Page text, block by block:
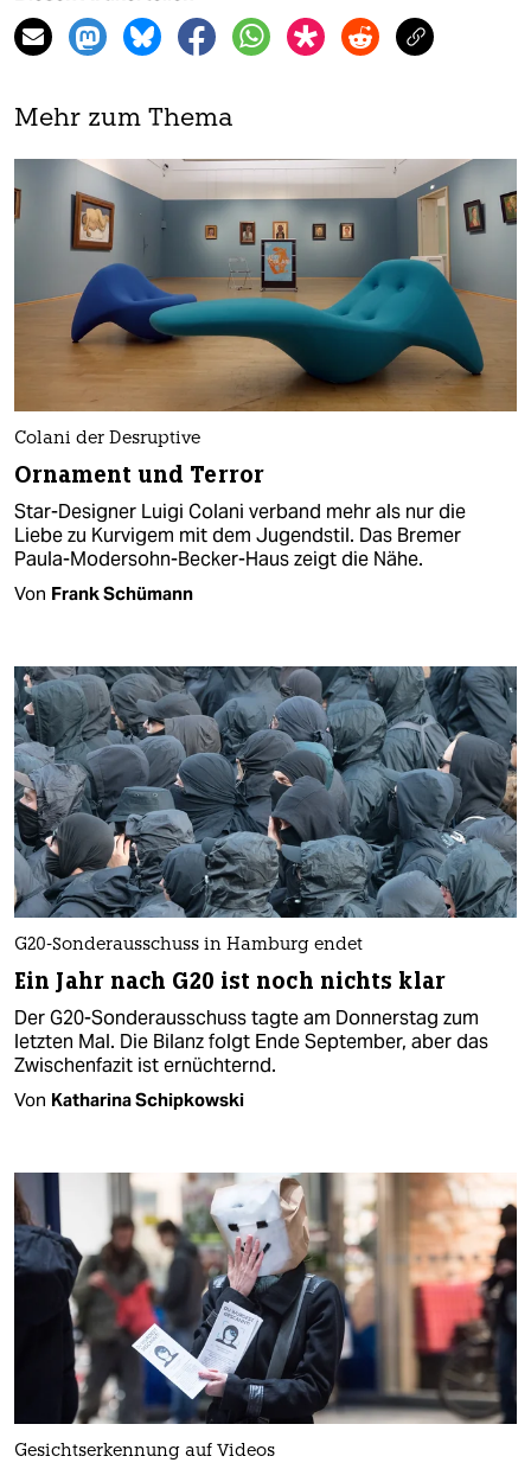
Mehr zum Thema
Colani der Desruptive
Ornament und Terror
Star-Designer Luigi Colani verband mehr als nur die
Liebe zu Kurvigem mit dem Jugendstil. Das Bremer
Paula-Modersohn-Becker-Haus zeigt die Nähe.
Von Frank Schümann
G20-Sonderausschuss in Hamburg endet
Ein Jahr nach G20 ist noch nichts klar
Der G20-Sonderausschuss tagte am Donnerstag zum
letzten Mal. Die Bilanz folgt Ende September, aber das
Zwischenfazit ist ernüchternd.
Von Katharina Schipkowski
Gesichtserkennung auf Videos